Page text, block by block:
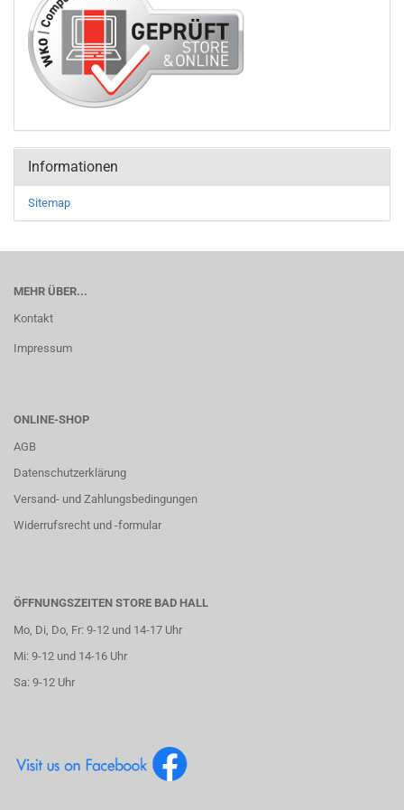
Informationen
Sitemap
MEHR ÜBER...
Kontakt
Impressum
ONLINE-SHOP
AGB
Datenschutzerklärung
Versand- und Zahlungsbedingungen
Widerrufsrecht und -formular
ÖFFNUNGSZEITEN STORE BAD HALL
Mo, Di, Do, Fr: 9-12 und 14-17 Uhr
Mi: 9-12 und 14-16 Uhr
Sa: 9-12 Uhr